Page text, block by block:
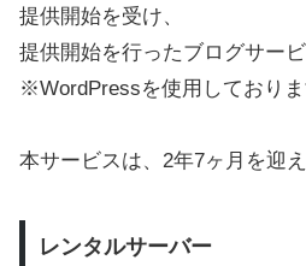
提供開始を受け、
提供開始を行ったブログサービ
※WordPressを使用しておりま
本サービスは、2年7ヶ月を迎
レンタルサーバー